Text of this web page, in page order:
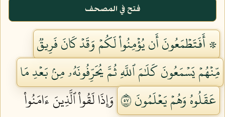
فتح في المصحف
۞ أَفَتَطۡمَعُونَ أَن يُؤۡمِنُواْ لَكُمۡ وَقَدۡ كَانَ فَرِيقٞ
مِّنۡهُمۡ يَسۡمَعُونَ كَلَٰمَ ٱللَّهِ ثُمَّ يُحَرِّفُونَهُۥ مِنۢ بَعۡدِ مَا
عَقَلُوهُ وَهُمۡ يَعۡلَمُونَ ٧٥
وَإِذَا لَقُواْ ٱلَّذِينَ ءَامَنُواْ